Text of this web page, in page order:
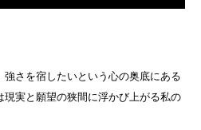
さを宿したいという心の奥底にある
実と願望の狭間に浮かび上がる私の